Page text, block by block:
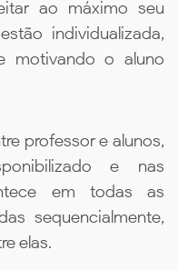
ao máximo seu
individualizada,
motivando o aluno
professor e alunos,
e nas
em todas as
sequencialmente,
elas.